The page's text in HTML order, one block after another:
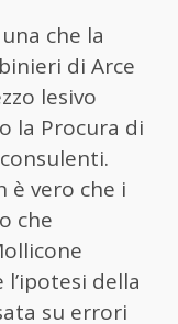
che la
di Arce
lesivo
la Procura di
è vero che i
che
della
su errori